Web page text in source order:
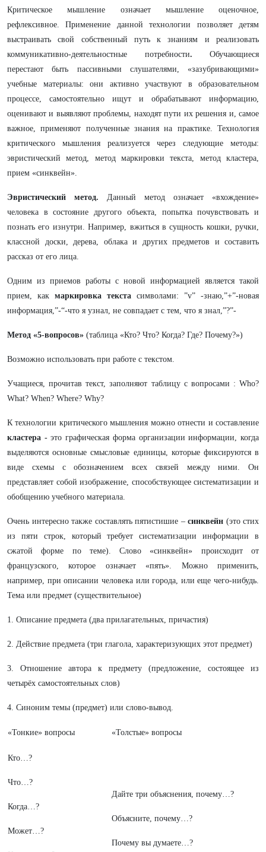
Критическое мышление означает мышление оценочное,
рефлексивное. Применение данной технологии позволяет детям
выстраивать свой собственный путь к знаниям и реализовать
коммуникативно-деятельностные потребности. Обучающиеся
перестают быть пассивными слушателями, «зазубривающими»
учебные материалы: они активно участвуют в образовательном
процессе, самостоятельно ищут и обрабатывают информацию,
оценивают и выявляют проблемы, находят пути их решения и, самое
важное, применяют полученные знания на практике. Технология
критического мышления реализуется через следующие методы:
эвристический метод, метод маркировки текста, метод кластера,
прием «синквейн».
Эвристический метод. Данный метод означает «вхождение»
человека в состояние другого объекта, попытка почувствовать и
познать его изнутри. Например, вжиться в сущность кошки, ручки,
классной доски, дерева, облака и других предметов и составить
рассказ от его лица.
Одним из приемов работы с новой информацией является такой
прием, как маркировка текста символами: ”v” -знаю,”+”-новая
информация,”-“-что я узнал, не совпадает с тем, что я знал,”?”-
Метод «5-вопросов» (таблица «Кто? Что? Когда? Где? Почему?»)
Возможно использовать при работе с текстом.
Учащиеся, прочитав текст, заполняют таблицу с вопросами : Who?
What? When? Where? Why?
К технологии критического мышления можно отнести и составление
кластера -это графическая форма организации информации, когда
выделяются основные смысловые единицы, которые фиксируются в
виде схемы с обозначением всех связей между ними. Он
представляет собой изображение, способствующее систематизации и
обобщению учебного материала.
Очень интересно также составлять пятистишие – синквейн (это стих
из пяти строк, который требует систематизации информации в
сжатой форме по теме). Слово «синквейн» происходит от
французского, которое означает «пять». Можно применить,
например, при описании человека или города, или еще чего-нибудь.
Тема или предмет (существительное)
1. Описание предмета (два прилагательных, причастия)
2. Действие предмета (три глагола, характеризующих этот предмет)
3. Отношение автора к предмету (предложение, состоящее из
четырёх самостоятельных слов)
4. Синоним темы (предмет) или слово-вывод.
«Тонкие» вопросы «Толстые» вопросы
Кто…?
Что…?
Когда…?
Может…?
Дайте три объяснения, почему…?
Объясните, почему…?
Почему вы думаете…?